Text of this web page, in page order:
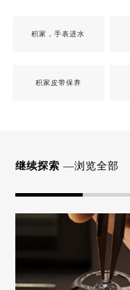
积家，手表进水
积家皮带保养
继续探索 —浏览全部